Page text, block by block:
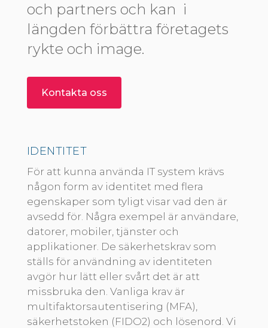
och partners och kan i
längden förbättra företagets
rykte och image.
Kontakta oss
IDENTITET
För att kunna använda IT system krävs
någon form av identitet med flera
egenskaper som tyligt visar vad den är
avsedd för. Några exempel är användare,
datorer, mobiler, tjänster och
applikationer. De säkerhetskrav som
ställs för användning av identiteten
avgör hur lätt eller svårt det är att
missbruka den. Vanliga krav är
multifaktorsautentisering (MFA),
säkerhetstoken (FIDO2) och lösenord. Vi